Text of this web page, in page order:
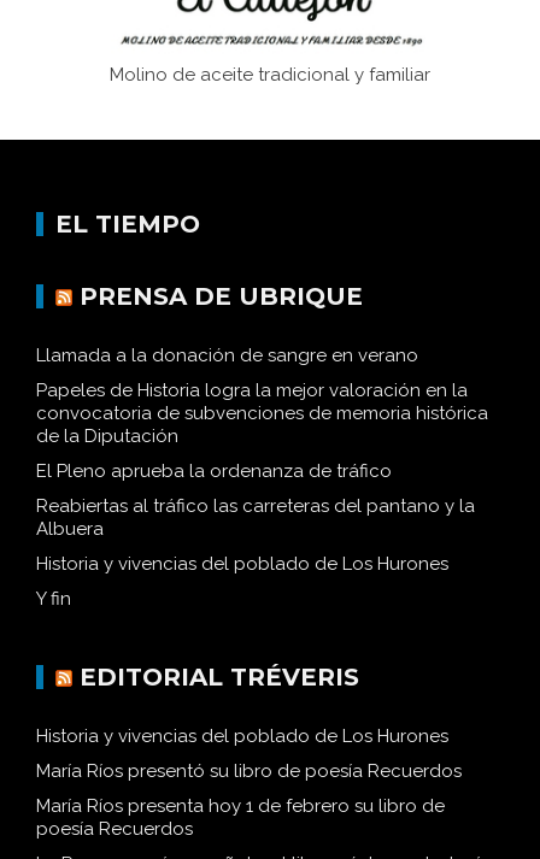
Molino de aceite tradicional y familiar
EL TIEMPO
PRENSA DE UBRIQUE
Llamada a la donación de sangre en verano
Papeles de Historia logra la mejor valoración en la
convocatoria de subvenciones de memoria histórica
de la Diputación
El Pleno aprueba la ordenanza de tráfico
Reabiertas al tráfico las carreteras del pantano y la
Albuera
Historia y vivencias del poblado de Los Hurones
Y fin
EDITORIAL TRÉVERIS
Historia y vivencias del poblado de Los Hurones
María Ríos presentó su libro de poesía Recuerdos
María Ríos presenta hoy 1 de febrero su libro de
poesía Recuerdos